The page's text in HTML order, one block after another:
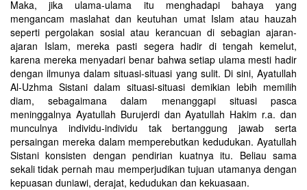
Maka, jika ulama-ulama itu menghadapi bahaya yang
mengancam maslahat dan keutuhan umat Islam atau hauzah
seperti pergolakan sosial atau kerancuan di sebagian ajaran-
ajaran Islam, mereka pasti segera hadir di tengah kemelut,
karena mereka menyadari benar bahwa setiap ulama mesti hadir
dengan ilmunya dalam situasi-situasi yang sulit. Di sini, Ayatullah
Al-Uzhma Sistani dalam situasi-situasi demikian lebih memilih
diam, sebagaimana dalam menanggapi situasi pasca
meninggalnya Ayatullah Burujerdi dan Ayatullah Hakim r.a. dan
munculnya individu-individu tak bertanggung jawab serta
persaingan mereka dalam memperebutkan kedudukan. Ayatullah
Sistani konsisten dengan pendirian kuatnya itu. Beliau sama
sekali tidak pernah mau memperjudikan tujuan utamanya dengan
kepuasan duniawi, derajat, kedudukan dan kekuasaan.